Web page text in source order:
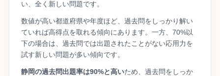
い、全く新しい問題です。
数値が高い都道府県や年度ほど、過去問をしっかり解い
ていれば高得点を取れる傾向にあります。一方、70%以
下の場合は、過去問では出題されたことがない応用力を
試す新しい問題が多い傾向です。
静岡の過去問出題率は90%と高いため、過去問をしっか